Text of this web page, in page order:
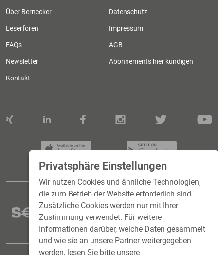
Über Bernecker
Leserforen
FAQs
Newsletter
Kontakt
Datenschutz
Impressum
AGB
Abonnements hier kündigen
Privatsphäre Einstellungen
Wir nutzen Cookies und ähnliche Technologien,
die zum Betrieb der Website erforderlich sind.
Zusätzliche Cookies werden nur mit Ihrer
Zustimmung verwendet. Für weitere
Informationen darüber, welche Daten gesammelt
und wie sie an unsere Partner weitergegeben
werden, lesen Sie bitte unsere